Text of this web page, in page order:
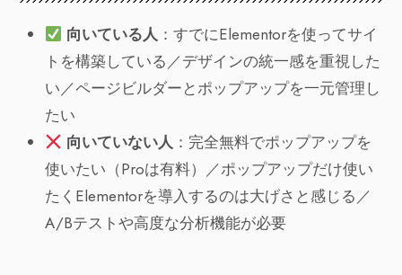
向いている人：すでにElementorを使ってサイ
トを構築している／デザインの統一感を重視した
い／ページビルダーとポップアップを一元管理し
たい
向いていない人：完全無料でポップアップを
使いたい（Proは有料）／ポップアップだけ使い
たくElementorを導入するのは大げさと感じる／
A/Bテストや高度な分析機能が必要